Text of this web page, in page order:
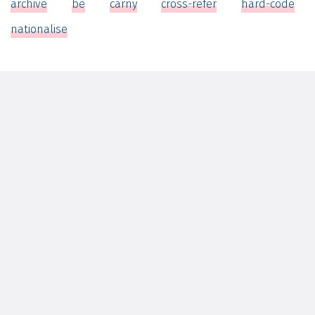
archive be carny cross-refer
hard-code
nationalise